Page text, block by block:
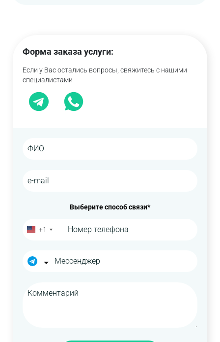
Форма заказа услуги:
Если у Вас остались вопросы, свяжитесь с нашими
специалистами
Выберите способ связи*
+1